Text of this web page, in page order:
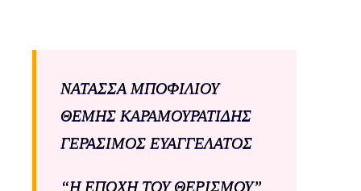
ΝΑΤΑΣΣΑ ΜΠΟΦΙΛΙΟΥ
ΘΕΜΗΣ ΚΑΡΑΜΟΥΡΑΤΙΔΗΣ
ΓΕΡΑΣΙΜΟΣ ΕΥΑΓΓΕΛΑΤΟΣ
“Η ΕΠΟΧΗ ΤΟΥ ΘΕΡΙΣΜΟΥ”